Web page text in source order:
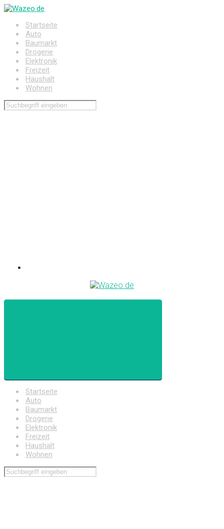
Zum
springenStartseite
Auto
Baumarkt
Drogerie
Elektronik
Freizeit
Haushalt
Wohnen
Startseite
Auto
Baumarkt
Drogerie
Elektronik
Freizeit
Haushalt
Wohnen